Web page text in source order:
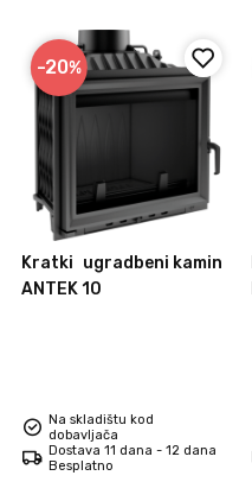
-20%
Kratki ugradbeni kamin
ANTEK 10
Na skladištu kod
dobavljača
Dostava 11 dana - 12 dana
Besplatno